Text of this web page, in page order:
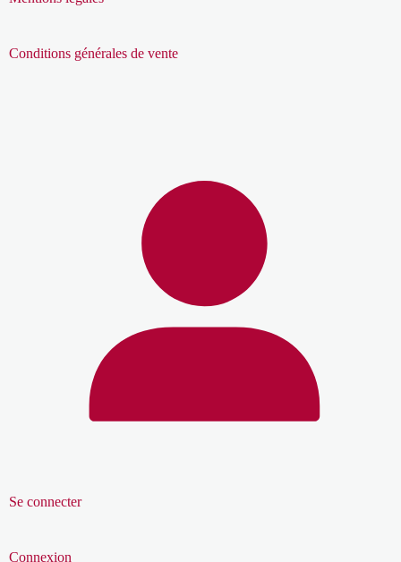
Conditions générales de vente
Se connecter
Connexion